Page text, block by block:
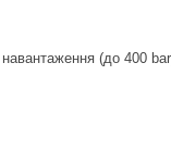
навантаження (до 400